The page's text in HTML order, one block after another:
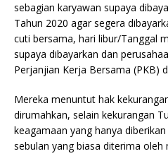
sebagian karyawan supaya
Tahun 2020 agar segera
cuti bersama, hari libur/Tanggal
supaya dibayarkan dan
Perjanjian Kerja Bersama (PKB)
Mereka menuntut hak
dirumahkan, selain kekurangan
keagamaan yang hanya
sebulan yang biasa diterima oleh